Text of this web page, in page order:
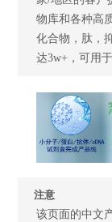
物库和各种高
化合物，肽，
达3w+，可用
注意
该页面的中文